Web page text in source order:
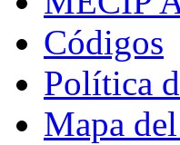
Códigos
Política
Mapa